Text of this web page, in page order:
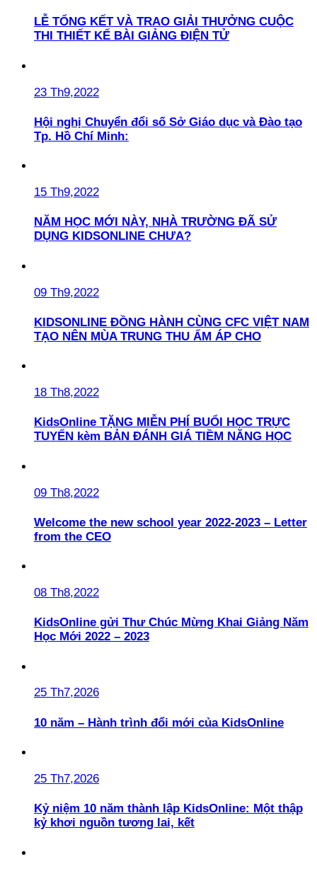
LỄ TỔNG KẾT VÀ TRAO GIẢI THƯỞNG CUỘC
THI THIẾT KẾ BÀI GIẢNG ĐIỆN TỬ
23 Th9,2022
Hội nghị Chuyển đổi số Sở Giáo dục và Đào tạo
Tp. Hồ Chí Minh:
15 Th9,2022
NĂM HỌC MỚI NÀY, NHÀ TRƯỜNG ĐÃ SỬ
DỤNG KIDSONLINE CHƯA?
09 Th9,2022
KIDSONLINE ĐỒNG HÀNH CÙNG CFC VIỆT NAM
TẠO NÊN MÙA TRUNG THU ẤM ÁP CHO
18 Th8,2022
KidsOnline TẶNG MIỄN PHÍ BUỔI HỌC TRỰC
TUYẾN kèm BẢN ĐÁNH GIÁ TIỀM NĂNG HỌC
09 Th8,2022
Welcome the new school year 2022-2023 – Letter
from the CEO
08 Th8,2022
KidsOnline gửi Thư Chúc Mừng Khai Giảng Năm
Học Mới 2022 – 2023
25 Th7,2026
10 năm – Hành trình đổi mới của KidsOnline
25 Th7,2026
Kỷ niệm 10 năm thành lập KidsOnline: Một thập
kỷ khơi nguồn tương lai, kết